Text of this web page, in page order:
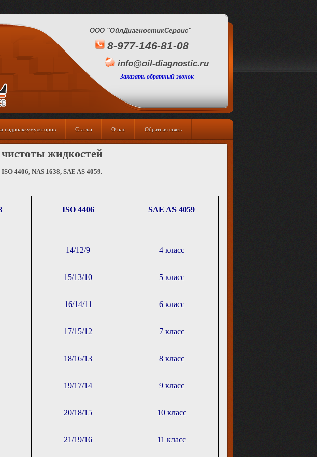
OOO "ОйлДиагностикСервис"
8-977-146-81-08
info@oil-diagnostic.ru
Заказать обратный звонок
гидроаккумуляторов Статьи О нас Обратная связь
жидкостей
4406, NAS 1638, SAE AS 4059.
ISO 4406 SAE AS 4059
14/12/9 4 класс
15/13/10 5 класс
16/14/11 6 класс
17/15/12 7 класс
18/16/13 8 класс
19/17/14 9 класс
20/18/15 10 класс
21/19/16 11 класс